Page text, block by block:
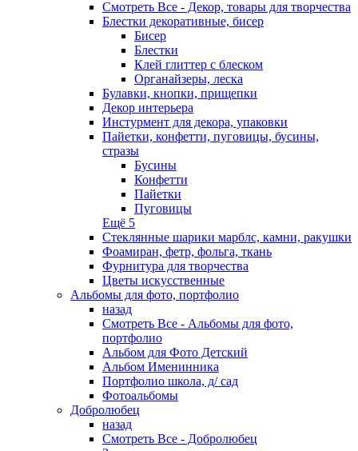
Смотреть Все - Декор, товары для творчества
Блестки декоративные, бисер
Бисер
Блестки
Клей глиттер с блеском
Органайзеры, леска
Булавки, кнопки, прищепки
Декор интерьера
Инстурмент для декора, упаковки
Пайетки, конфетти, пуговицы, бусины,
стразы
Бусины
Конфетти
Пайетки
Пуговицы
Ещё 5
Стеклянные шарики марблс, камни, ракушки
Фоамиран, фетр, фольга, ткань
Фурнитура для творчества
Цветы искусственные
Альбомы для фото, портфолио
назад
Смотреть Все - Альбомы для фото,
портфолио
Альбом для Фото Детский
Альбом Именинника
Портфолио школа, д/ сад
Фотоальбомы
Добролюбец
назад
Смотреть Все - Добролюбец